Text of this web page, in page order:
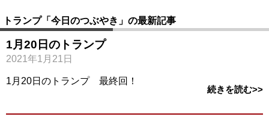
トランプ「今日のつぶやき」の最新記事
1月20日のトランプ
2021年1月21日
1月20日のトランプ 最終回！
続きを読む>>